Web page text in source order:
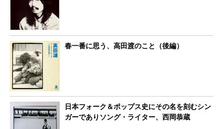
春一番に思う、高田渡のこと（後編）
日本フォーク＆ポップス史にその名を刻むシン
ガーでありソング・ライター、西岡恭蔵